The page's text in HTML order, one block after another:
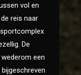
vol en
reis naar
De
een